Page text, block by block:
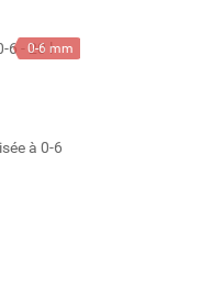
0-6 mm
à 0-6